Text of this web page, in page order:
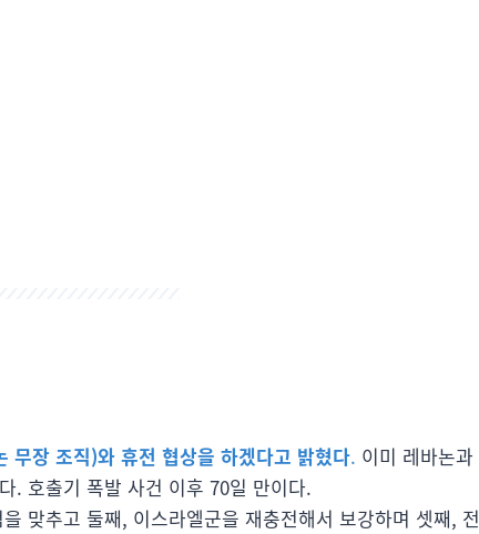
무장 조직)와 휴전 협상을 하겠다고 밝혔다. 이미 레바논과
. 호출기 폭발 사건 이후 70일 만이다.
맞추고 둘째, 이스라엘군을 재충전해서 보강하며 셋째, 전